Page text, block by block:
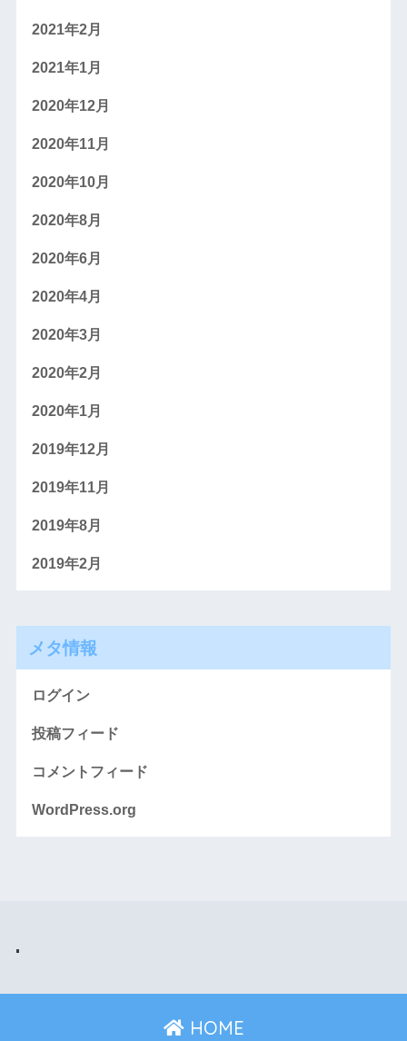
2021年2月
2021年1月
2020年12月
2020年11月
2020年10月
2020年8月
2020年6月
2020年4月
2020年3月
2020年2月
2020年1月
2019年12月
2019年11月
2019年8月
2019年2月
メタ情報
ログイン
投稿フィード
コメントフィード
WordPress.org
HOME